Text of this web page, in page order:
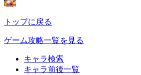
トップに戻る
ゲーム攻略一覧を見る
キャラ検索
キャラ前後一覧